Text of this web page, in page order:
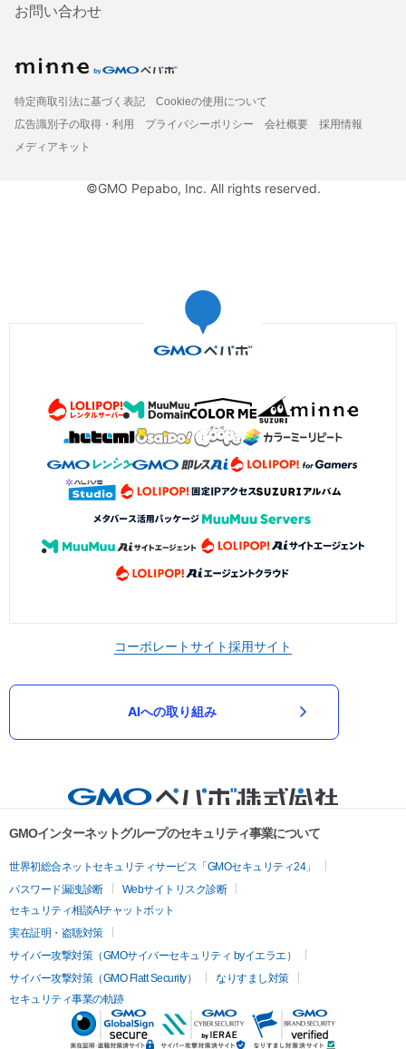
お問い合わせ
特定商取引法に基づく表記
Cookieの使用について
広告識別子の取得・利用
プライバシーポリシー 会社概要
採用情報
メディアキット
©GMO Pepabo, Inc. All rights reserved.
コーポレートサイト採用サイト
AIへの取り組み
GMOインターネットグループのセキュリティ事業について
世界初総合ネットセキュリティサービス「GMOセキュリティ24」
パスワード漏洩診断
Webサイトリスク診断
セキュリティ相談AIチャットボット
実在証明・盗聴対策
サイバー攻撃対策（GMOサイバーセキュリティ byイエラエ）
サイバー攻撃対策（GMO Flatt Security）
なりすまし対策
セキュリティ事業の軌跡